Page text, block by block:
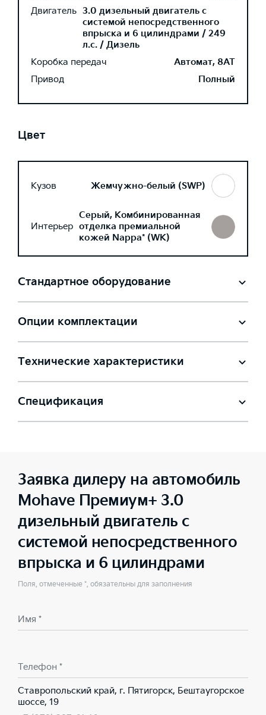
Двигатель 3.0 дизельный двигатель с
системой непосредственного
впрыска и 6 цилиндрами / 249
л.с. / Дизель
Коробка передач
Автомат, 8AT
Привод
Полный
Цвет
Кузов Жемчужно-белый (SWP)
Интерьер
Серый, Комбинированная
отделка премиальной
кожей Nappa* (WK)
Стандартное оборудование
Опции комплектации
Технические характеристики
Спецификация
Заявка дилеру на автомобиль
Mohave Премиум+ 3.0
дизельный двигатель с
системой непосредственного
впрыска и 6 цилиндрами
Поля, отмеченные *, обязательны для заполнения
Имя *
Телефон *
Ставропольский край, г. Пятигорск, Бештаугорское
шоссе, 19